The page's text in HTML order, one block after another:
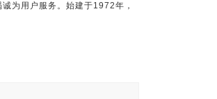
为用户服务。始建于1972年，